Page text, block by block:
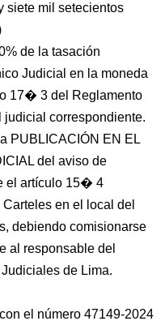
siete mil setecientos
de la tasación
Judicial en la moneda
17� 3 del Reglamento
correspondiente.
PUBLICACIÓN EN EL
del aviso de
el artículo 15� 4
en el local del
debiendo comisionarse
al responsable del
de Lima.
el número 47149-2024